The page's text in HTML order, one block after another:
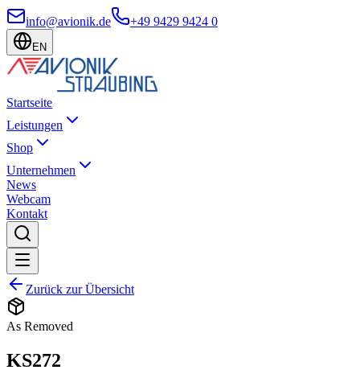
info@avionik.de +49 9429 9424 0
EN
Startseite
Leistungen
Shop
Unternehmen
News
Webcam
Kontakt
Zurück zur Übersicht
As Removed
KS272